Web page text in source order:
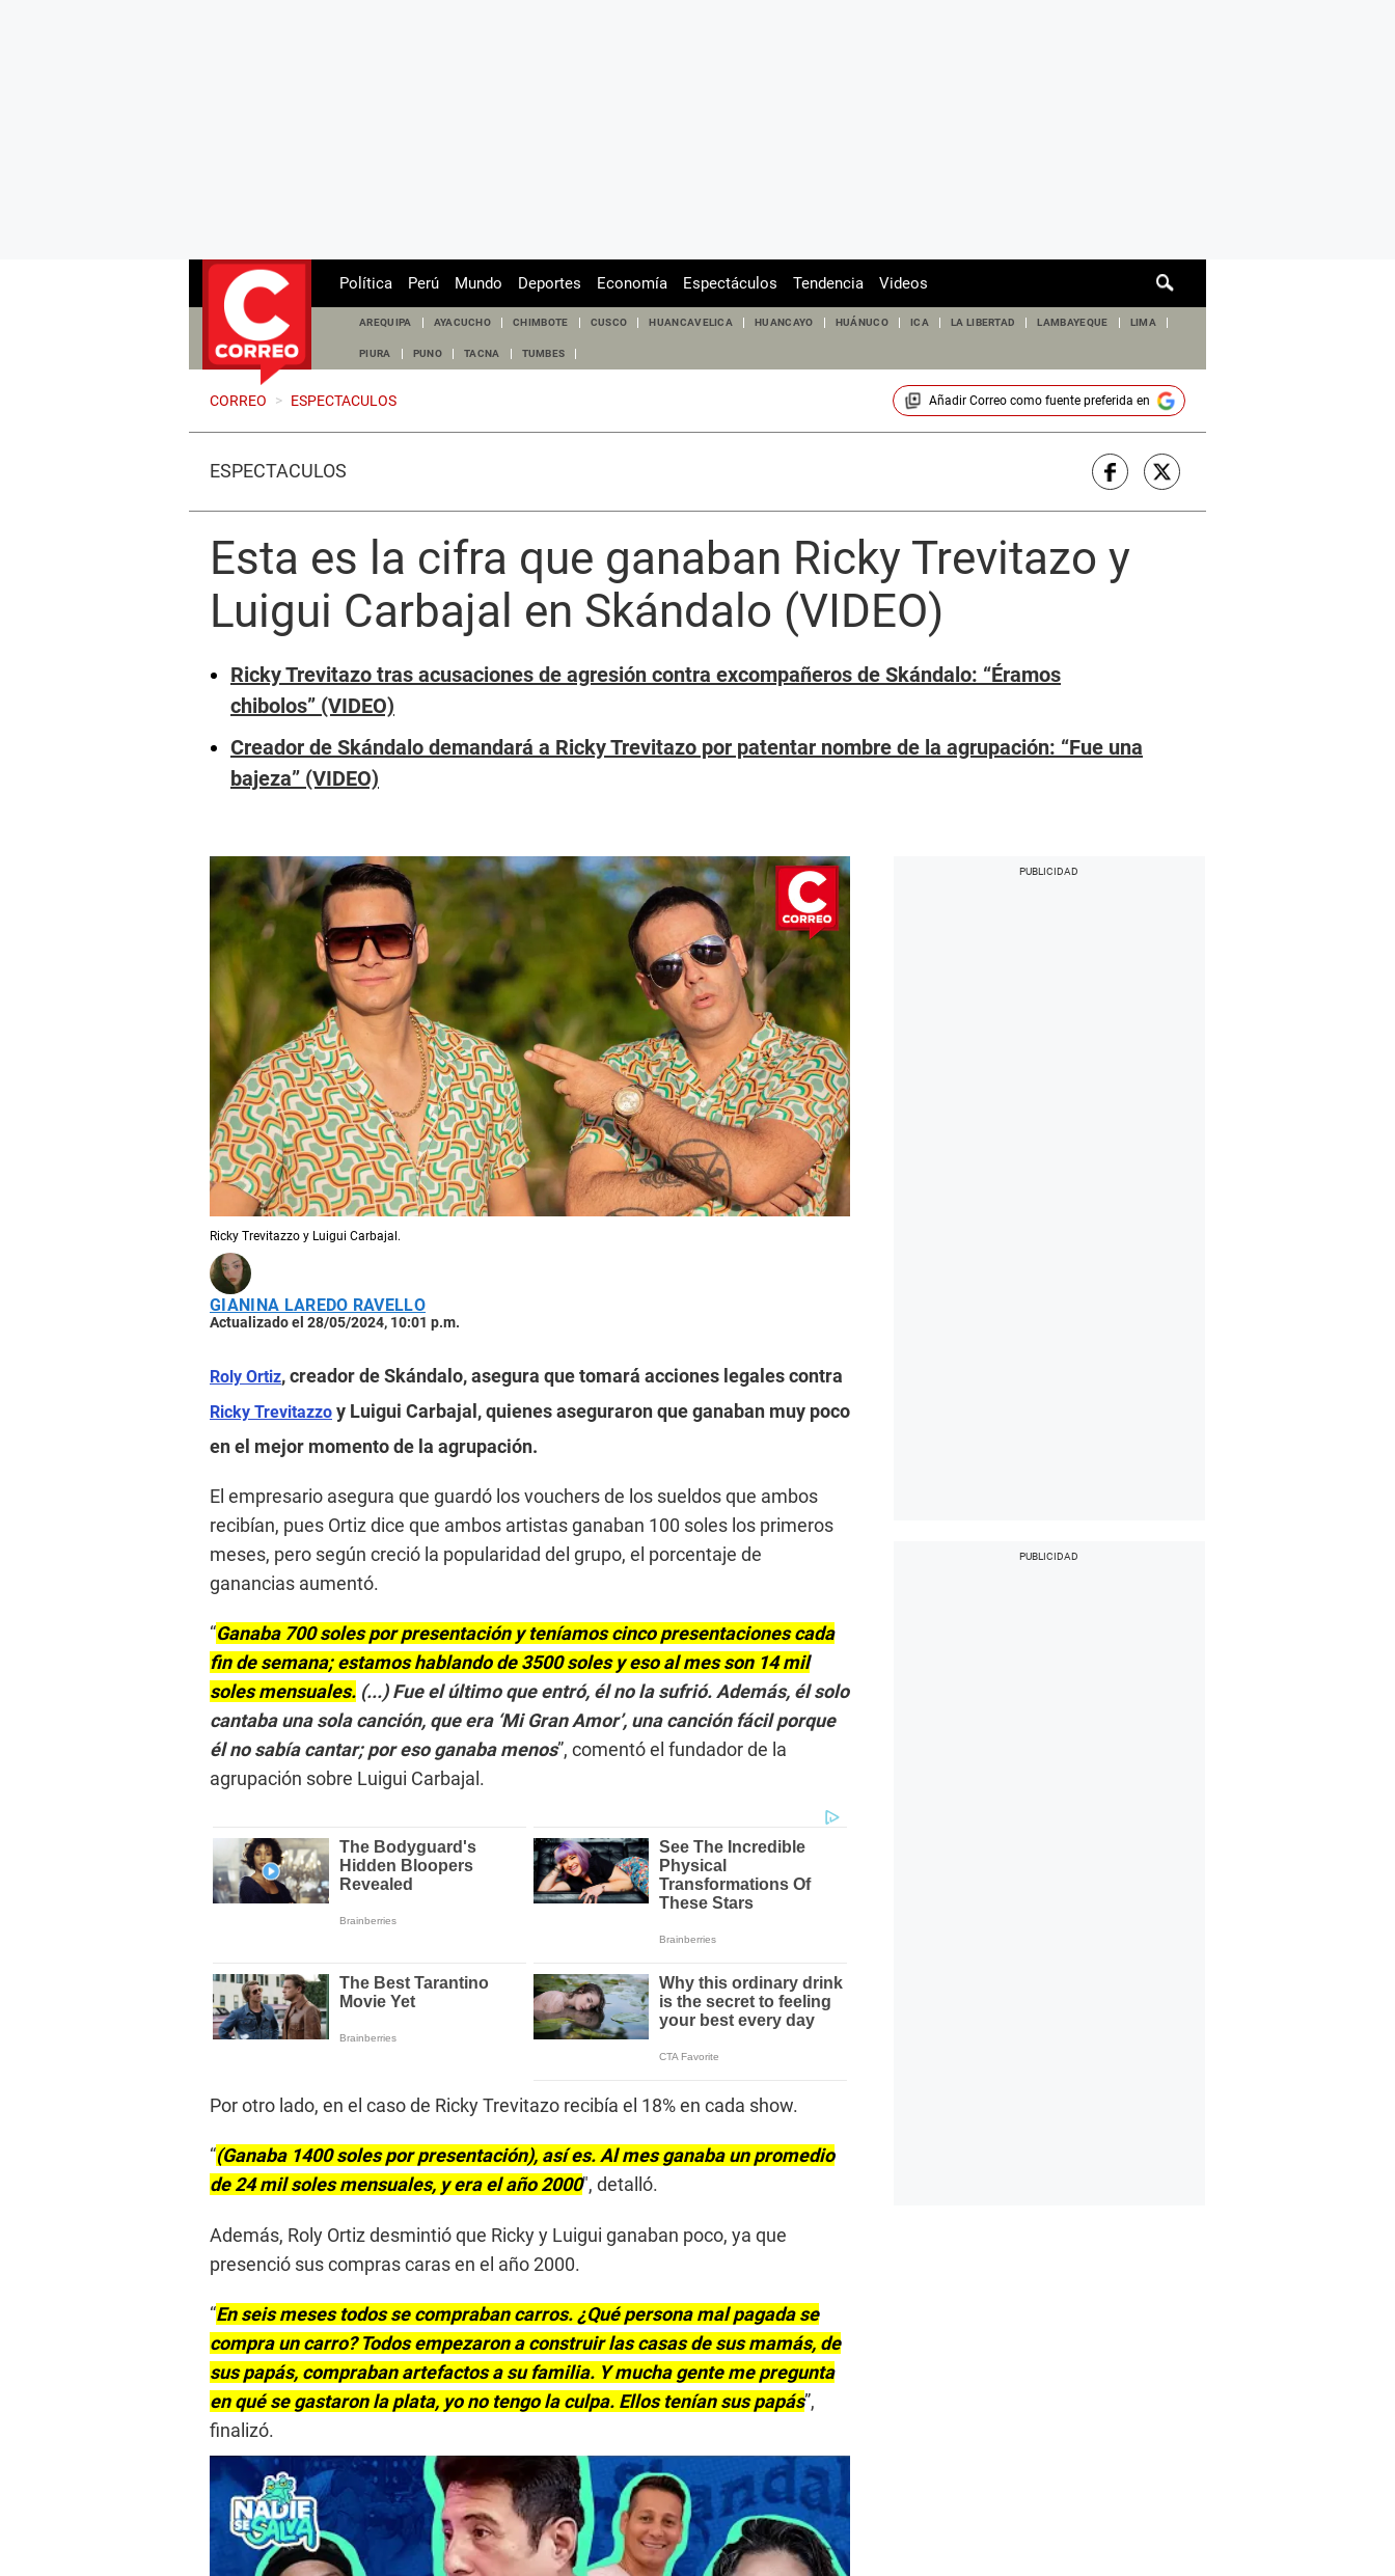
de
Política Perú Mundo Deportes Economía Espectáculos Tendencia Videos
AREQUIPA AYACUCHO CHIMBOTE CUSCO HUANCAVELICA HUANCAYO HUÁNUCO ICA LA LIBERTAD LAMBAYEQUE LIMA
PIURA PUNO TACNA TUMBES
CORREO > ESPECTACULOS Añadir Correocomo fuente preferida en
ESPECTÁCULOS
Esta es la cifra que ganaban Ricky Trevitazo y
Luigui Carbajal en Skándalo (VIDEO)
Ricky Trevitazo tras acusaciones de agresión contra excompañeros de Skándalo: “Éramos
chibolos” (VIDEO)
Creador de Skándalo demandará a Ricky Trevitazo por patentar nombre de la agrupación: “Fue una
bajeza” (VIDEO)
Ricky Trevitazzo y Luigui Carbajal.
GIANINA LAREDO RAVELLO
Actualizado el 28/05/2024, 10:01 p.m.
Roly Ortiz, creador de Skándalo, asegura que tomará acciones legales contra
Ricky Trevitazzo y Luigui Carbajal, quienes aseguraron que ganaban muy poco
en el mejor momento de la agrupación.
El empresario asegura que guardó los vouchers de los sueldos que ambos
recibían, pues Ortiz dice que ambos artistas ganaban 100 soles los primeros
meses, pero según creció la popularidad del grupo, el porcentaje de
ganancias aumentó.
“Ganaba 700 soles por presentación y teníamos cinco presentaciones cada
fin de semana; estamos hablando de 3500 soles y eso al mes son 14 mil
soles mensuales. (...) Fue el último que entró, él no la sufrió. Además, él solo
cantaba una sola canción, que era ‘Mi Gran Amor’, una canción fácil porque
él no sabía cantar; por eso ganaba menos”, comentó el fundador de la
agrupación sobre Luigui Carbajal.
Por otro lado, en el caso de Ricky Trevitazo recibía el 18% en cada show.
“(Ganaba 1400 soles por presentación), así es. Al mes ganaba un promedio
de 24 mil soles mensuales, y era el año 2000″, detalló.
Además, Roly Ortiz desmintió que Ricky y Luigui ganaban poco, ya que
presenció sus compras caras en el año 2000.
“En seis meses todos se compraban carros. ¿Qué persona mal pagada se
compra un carro? Todos empezaron a construir las casas de sus mamás, de
sus papás, compraban artefactos a su familia. Y mucha gente me pregunta
en qué se gastaron la plata, yo no tengo la culpa. Ellos tenían sus papás”,
finalizó.